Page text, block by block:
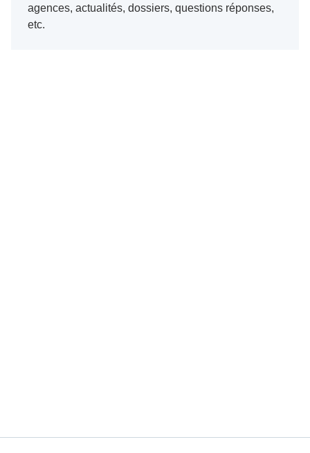
agences, actualités, dossiers, questions réponses,
etc.